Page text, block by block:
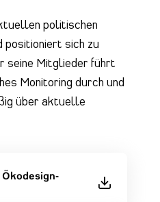
politischen
positioniert sich zu
seine Mitglieder führt
Monitoring durch und
über aktuelle